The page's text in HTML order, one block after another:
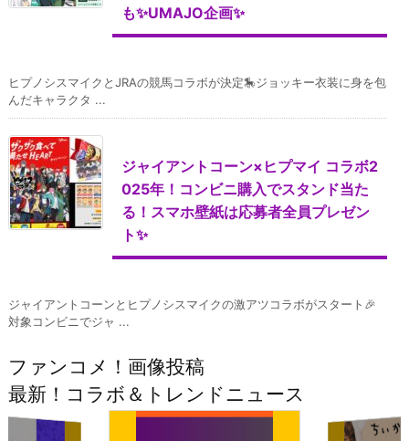
も✨UMAJO企画✨
ヒプノシスマイクとJRAの競馬コラボが決定🎠ジョッキー衣装に身を包
んだキャラクタ ...
ジャイアントコーン×ヒプマイ コラボ2
025年！コンビニ購入でスタンド当た
る！スマホ壁紙は応募者全員プレゼン
ト✨
ジャイアントコーンとヒプノシスマイクの激アツコラボがスタート🎉
対象コンビニでジャ ...
ファンコメ！画像投稿
最新！コラボ＆トレンドニュース